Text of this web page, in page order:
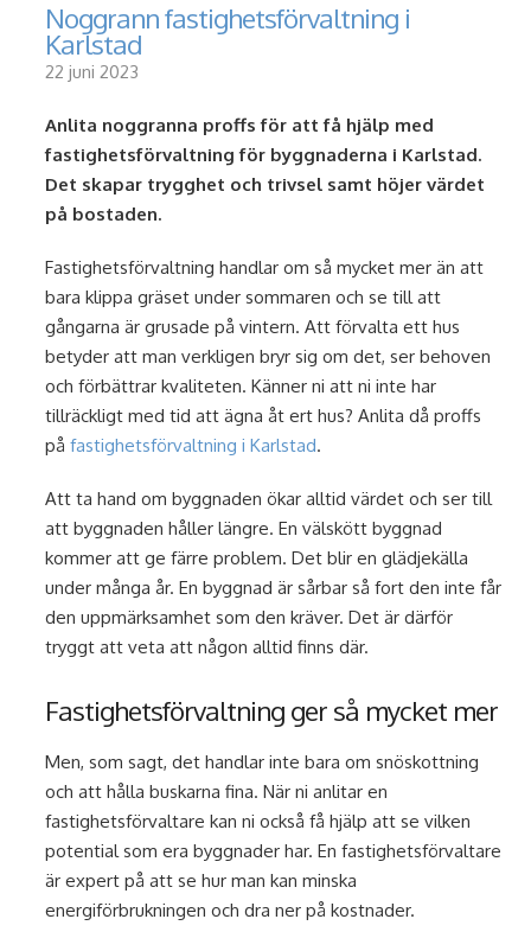
Noggrann fastighetsförvaltning i
Karlstad
22 juni 2023
Anlita noggranna proffs för att få hjälp med
fastighetsförvaltning för byggnaderna i Karlstad.
Det skapar trygghet och trivsel samt höjer värdet
på bostaden.
Fastighetsförvaltning handlar om så mycket mer än att
bara klippa gräset under sommaren och se till att
gångarna är grusade på vintern. Att förvalta ett hus
betyder att man verkligen bryr sig om det, ser behoven
och förbättrar kvaliteten. Känner ni att ni inte har
tillräckligt med tid att ägna åt ert hus? Anlita då proffs
påfastighetsförvaltning i Karlstad.
Att ta hand om byggnaden ökar alltid värdet och ser till
att byggnaden håller längre. En välskött byggnad
kommer att ge färre problem. Det blir en glädjekälla
under många år. En byggnad är sårbar så fort den inte får
den uppmärksamhet som den kräver. Det är därför
tryggt att veta att någon alltid finns där.
Fastighetsförvaltning ger så mycket mer
Men, som sagt, det handlar inte bara om snöskottning
och att hålla buskarna fina. När ni anlitar en
fastighetsförvaltare kan ni också få hjälp att se vilken
potential som era byggnader har. En fastighetsförvaltare
är expert på att se hur man kan minska
energiförbrukningen och dra ner på kostnader.